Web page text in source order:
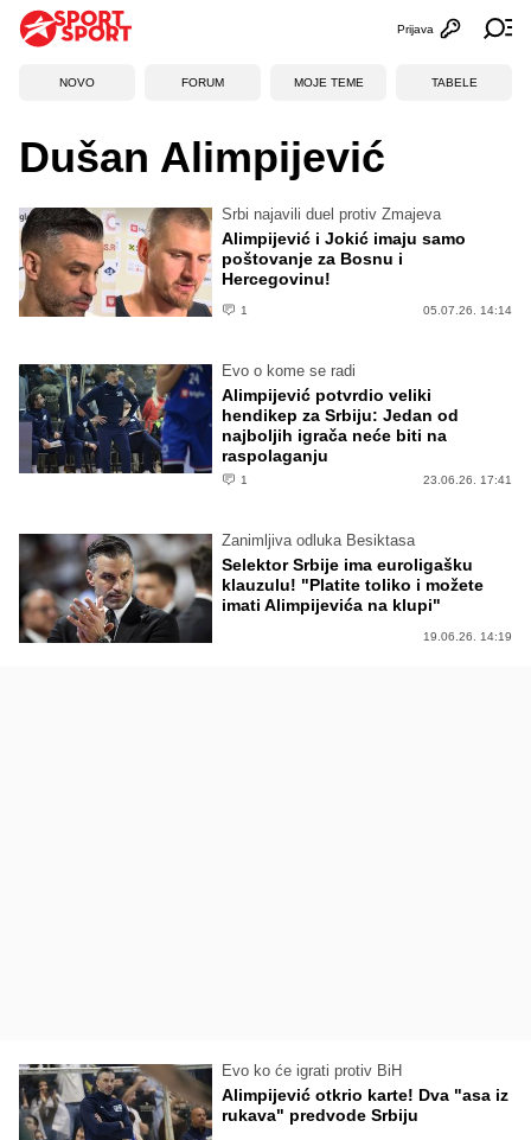
Otvori
Prijava
NOVO FORUM MOJE TEME TABELE
Dušan Alimpijević
Srbi najavili duel protiv Zmajeva
Alimpijević i Jokić imaju samo
poštovanje za Bosnu i
Hercegovinu!
1 05.07.26. 14:14
Evo o kome se radi
Alimpijević potvrdio veliki
hendikep za Srbiju: Jedan od
najboljih igrača neće biti na
raspolaganju
1 23.06.26. 17:41
Zanimljiva odluka Besiktasa
Selektor Srbije ima euroligašku
klauzulu! "Platite toliko i možete
imati Alimpijevića na klupi"
19.06.26. 14:19
Evo ko će igrati protiv BiH
Alimpijević otkrio karte! Dva "asa iz
rukava" predvode Srbiju